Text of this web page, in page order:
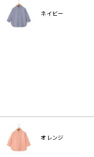
ネイビー
オレンジ